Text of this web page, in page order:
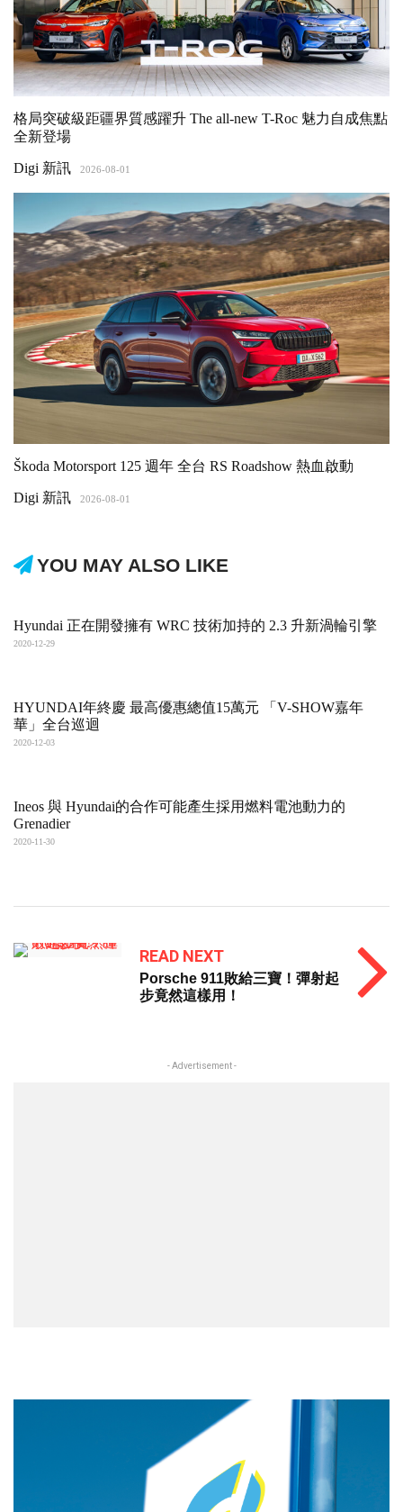
格局突破級距疆界質感躍升 The all-new T-Roc 魅力自成焦點
全新登場
Digi 新訊 2026-08-01
Škoda Motorsport 125 週年 全台 RS Roadshow 熱血啟動
Digi 新訊 2026-08-01
YOU MAY ALSO LIKE
Hyundai 正在開發擁有 WRC 技術加持的 2.3 升新渦輪引擎
2020-12-29
HYUNDAI年終慶 最高優惠總值15萬元 「V-SHOW嘉年
華」全台巡迴
2020-12-03
Ineos 與 Hyundai的合作可能產生採用燃料電池動力的
Grenadier
2020-11-30
READ NEXT
Porsche 911敗給三寶！彈射起
步竟然這樣用！
- Advertisement -